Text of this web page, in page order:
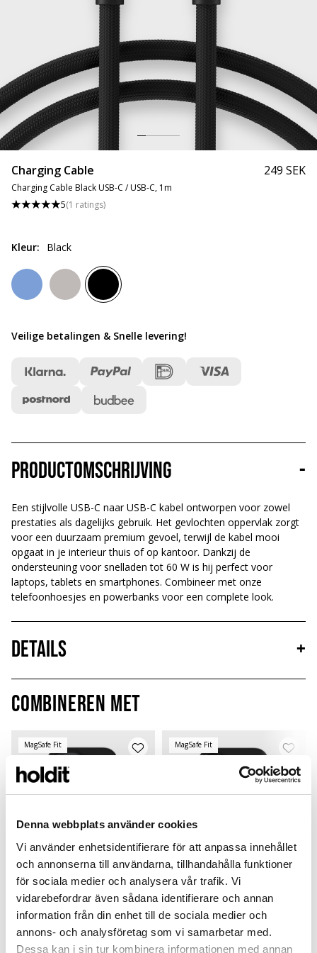
Denna webbplats använder cookies
Vi använder enhetsidentifierare för att anpassa innehållet
och annonserna till användarna, tillhandahålla funktioner
för sociala medier och analysera vår trafik. Vi
vidarebefordrar även sådana identifierare och annan
information från din enhet till de sociala medier och
annons- och analysföretag som vi samarbetar med.
Dessa kan i sin tur kombinera informationen med annan
Charging Cable
Charging Cable Black USB-C / USB-C, 1m
5(1 ratings)
249 SEK
Kleur: Black
Veilige betalingen & Snelle levering!
Productomschrijving -
Een stijlvolle USB-C naar USB-C kabel ontworpen voor zowel
prestaties als dagelijks gebruik. Het gevlochten oppervlak zorgt
voor een duurzaam premium gevoel, terwijl de kabel mooi
opgaat in je interieur thuis of op kantoor. Dankzij de
ondersteuning voor snelladen tot 60 W is hij perfect voor
laptops, tablets en smartphones. Combineer met onze
telefoonhoesjes en powerbanks voor een complete look.
Details
+
Combineren met
MagSafe Fit
Compatible
MagSafe Fit
Compatible